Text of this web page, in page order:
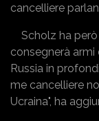
cancelliere
Scholz ha però
consegnerà
Russia in
me cancelliere
Ucraina", ha